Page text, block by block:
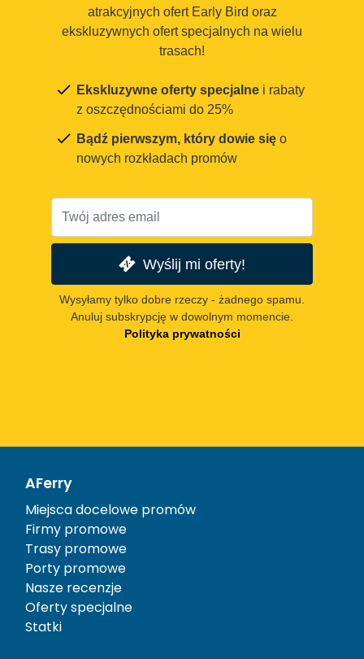
atrakcyjnych ofert Early Bird oraz
ekskluzywnych ofert specjalnych na wielu
trasach!
Ekskluzywne oferty specjalne i rabaty
z oszczędnościami do 25%
Bądź pierwszym, który dowie się o
nowych rozkładach promów
Wyślij mi oferty!
Wysyłamy tylko dobre rzeczy - żadnego spamu.
Anuluj subskrypcję w dowolnym momencie.
Polityka prywatności
AFerry
Miejsca docelowe promów
Firmy promowe
Trasy promowe
Porty promowe
Nasze recenzje
Oferty specjalne
Statki